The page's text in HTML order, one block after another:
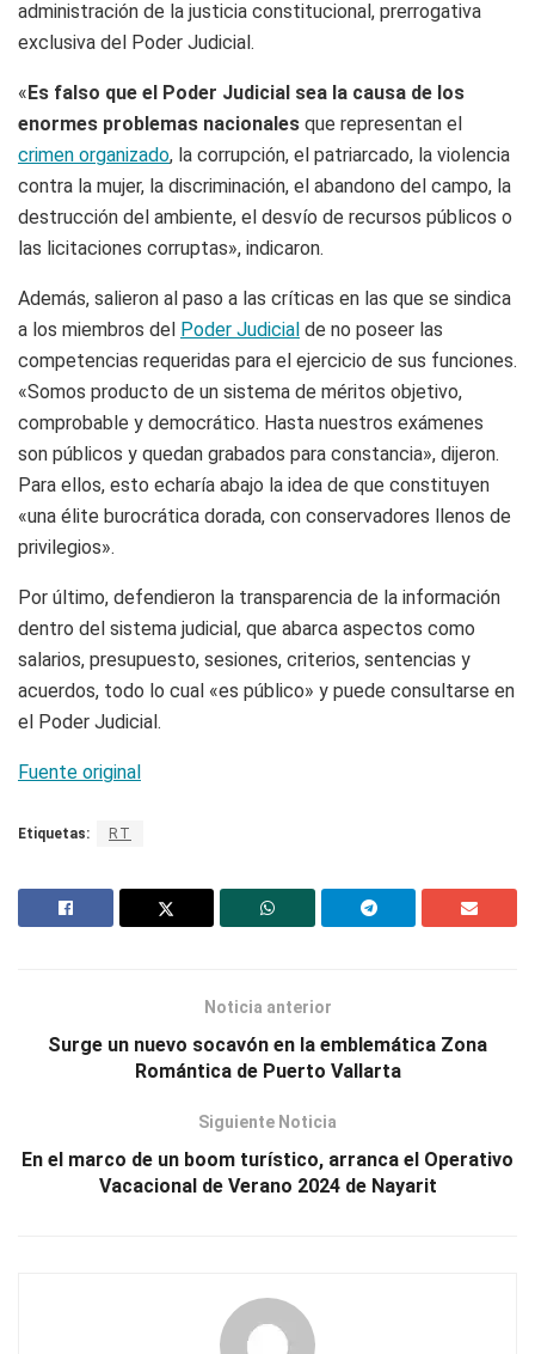
administración de la justicia constitucional, prerrogativa
exclusiva del Poder Judicial.
« Es falso que el Poder Judicial sea la causa de los
enormes problemas nacionales que representan el
crimen organizado, la corrupción, el patriarcado, la violencia
contra la mujer, la discriminación, el abandono del campo, la
destrucción del ambiente, el desvío de recursos públicos o
las licitaciones corruptas», indicaron.
Además, salieron al paso a las críticas en las que se sindica
a los miembros del
Poder Judicial de no poseer las
competencias requeridas para el ejercicio de sus funciones.
«Somos producto de un sistema de méritos objetivo,
comprobable y democrático. Hasta nuestros exámenes
son públicos y quedan grabados para constancia», dijeron.
Para ellos, esto echaría abajo la idea de que constituyen
«una élite burocrática dorada, con conservadores llenos de
privilegios».
Por último, defendieron la transparencia de la información
dentro del sistema judicial, que abarca aspectos como
salarios, presupuesto, sesiones, criterios, sentencias y
acuerdos, todo lo cual «es público» y puede consultarse en
el Poder Judicial.
Fuente original
Etiquetas: RT
Noticia anterior
Surge un nuevo socavón en la emblemática Zona
Romántica de Puerto Vallarta
Siguiente Noticia
En el marco de un boom turístico, arranca el Operativo
Vacacional de Verano 2024 de Nayarit